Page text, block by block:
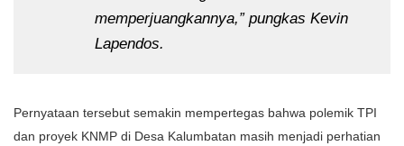
memperjuangkannya,” pungkas Kevin
Lapendos.
Pernyataan tersebut semakin mempertegas bahwa polemik TPI
dan proyek KNMP di Desa Kalumbatan masih menjadi perhatian